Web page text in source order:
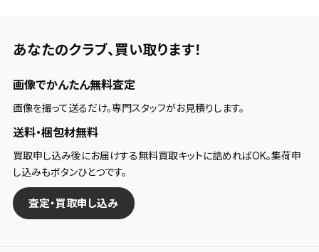
あなたのクラブ、 買い取ります！
画像でかんたん無料査定
画像を撮って送るだけ。専門スタッフがお見積りします。
送料・梱包材無料
買取申し込み後にお届けする無料買取キットに詰めればOK。集荷申
し込みもボタンひとつです。
査定・買取申し込み